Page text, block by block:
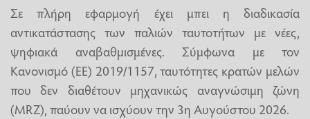
Σε πλήρη εφαρμογή έχει μπει η διαδικασία
αντικατάστασης των παλιών ταυτοτήτων με νέες,
ψηφιακά αναβαθμισμένες. Σύμφωνα με τον
Κανονισμό (ΕΕ) 2019/1157, ταυτότητες κρατών μελών
που δεν διαθέτουν μηχανικώς αναγνώσιμη ζώνη
(MRZ), παύουν να ισχύουν την 3η Αυγούστου 2026.